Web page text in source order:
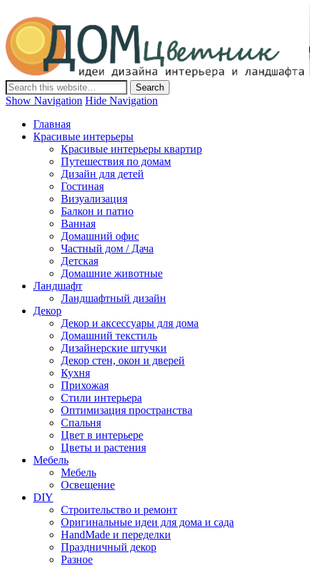
Дом-Цветник
Дизайн интерьера и ландшафта, декор и обустройство дома.
Идеи со всего мира.
Show Navigation Hide Navigation
Главная
Красивые интерьеры
Красивые интерьеры квартир
Путешествия по домам
Дизайн для детей
Гостиная
Визуализация
Балкон и патио
Ванная
Домашний офис
Частный дом / Дача
Детская
Домашние животные
Ландшафт
Ландшафтный дизайн
Декор
Декор и аксессуары для дома
Домашний текстиль
Дизайнерские штучки
Декор стен, окон и дверей
Кухня
Прихожая
Стили интерьера
Оптимизация пространства
Спальня
Цвет в интерьере
Цветы и растения
Мебель
Мебель
Освещение
DIY
Строительство и ремонт
Оригинальные идеи для дома и сада
HandMade и переделки
Праздничный декор
Разное